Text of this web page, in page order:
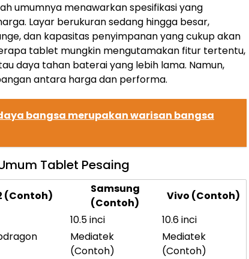
umumnya menawarkan spesifikasi yang
Layar berukuran sedang hingga besar,
dan kapasitas penyimpanan yang cukup akan
tablet mungkin mengutamakan fitur tertentu,
daya tahan baterai yang lebih lama. Namun,
antara harga dan performa.
bangsa merupakan warisan bangsa
Tablet Pesaing
(Contoh)
Samsung
(Contoh)
Vivo (Contoh)
10.5 inci
10.6 inci
Mediatek
(Contoh)
Mediatek
(Contoh)